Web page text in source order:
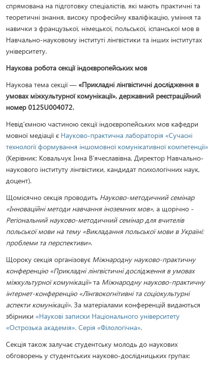
спрямована на підготовку спеціалістів, які мають практичні та
теоретичні знання, високу професійну кваліфікацію, уміння та
навички з французької, німецької, польської, іспанської мов в
Навчально-науковому інституті лінгвістики та інших інститутах
університету.
Наукова робота секції індоєвропейських мов
Наукова тема секції — «Прикладні лінгвістичні дослідження в
умовах міжкультурної комунікації», державний реєстраційний
номер 0125U004072.
Невід’ємною частиною секції індоєвропейських мов кафедри
мовної медіації є Науково-практична лабораторія «Сучасні
технології формування іншомовної комунікативної компетенції»
(Керівник: Ковальчук Інна В’ячеславівна, Директор Навчально-
наукового інституту лінгвістики, кандидат психологічних наук,
доцент).
Щомісячно секція проводить Науково-методичний семінар
«Інноваційні методи навчання іноземних мов», а щорічно -
Регіональний науково-методичний семінар для вчителів
польської мови на тему «Викладання польської мови в Україні:
проблеми та перспективи».
Щороку секція організовує Міжнародну науково-практичну
конференцію «Прикладні лінгвістичні дослідження в умовах
міжкультурної комунікації»та Міжнародну науково-практичну
інтернет-конференцію «Лінгвокогнітивні та соціокультурні
аспекти комунікації». За матеріалами конференцій видаються
збірники «Наукові записки Національного університету
«Острозька академія». Серія «Філологічна».
Секція також залучає студентську молодь до наукових
обговорень у студентських науково-дослідницьких групах: